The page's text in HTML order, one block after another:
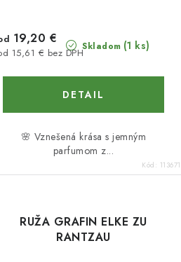
Skladom (1 ks)
15,61 € bez DPH
19,20 €
DETAIL
🌸 Vznešená krása s jemným
parfumom z...
Kód: 113671
RUŽA GRAFIN ELKE ZU
RANTZAU